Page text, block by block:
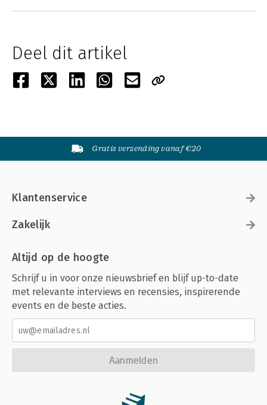
Deel dit artikel
Gratis verzending vanaf €20
Klantenservice
Zakelijk
Altijd op de hoogte
Schrijf u in voor onze nieuwsbrief en blijf up-to-date
met relevante interviews en recensies, inspirerende
events en de beste acties.
Aanmelden